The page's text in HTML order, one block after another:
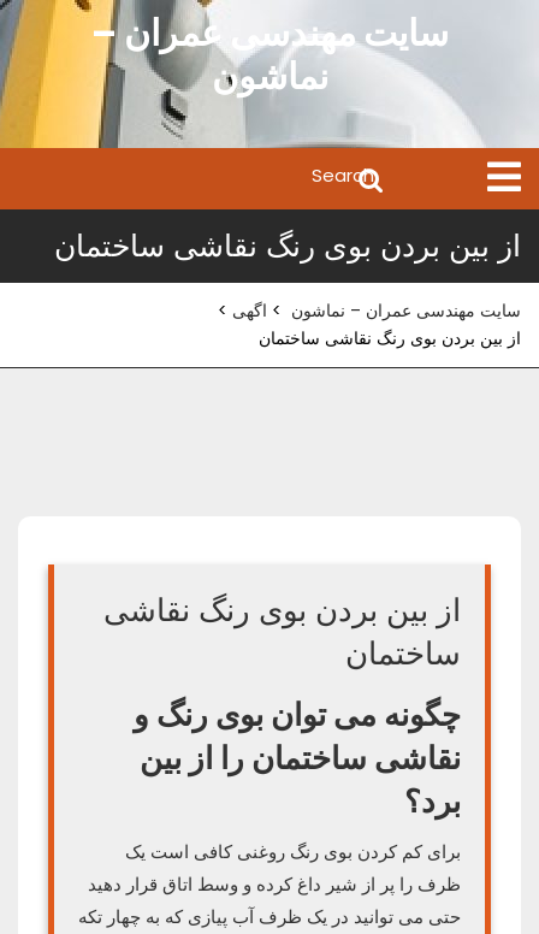
سایت مهندسی عمران –
نماشون
Open
Menu
for:
از بین بردن بوی رنگ نقاشی ساختمان
سایت مهندسی عمران – نماشون > اگهی >
از بین بردن بوی رنگ نقاشی ساختمان
از بین بردن بوی رنگ نقاشی
ساختمان
چگونه می توان بوی رنگ و
نقاشی ساختمان را از بین
برد؟
برای کم کردن بوی رنگ روغنی کافی است یک
ظرف را پر از شیر داغ کرده و وسط اتاق قرار دهید
حتی می ‌توانید در یک ظرف آب پیازی که به چهار تکه